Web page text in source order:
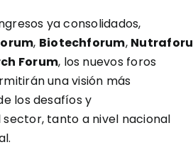
ya consolidados,
, Biotechforum,
Forum, los nuevos foros
una visión más
los desafíos y
tanto a nivel nacional